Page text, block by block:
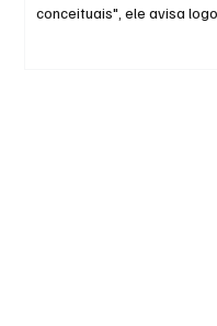
conceituais", ele avisa